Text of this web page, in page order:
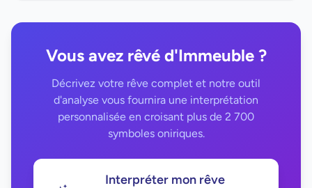
Vous avez rêvé d'Immeuble ?
Décrivez votre rêve complet et notre outil
d'analyse vous fournira une interprétation
personnalisée en croisant plus de 2 700
symboles oniriques.
Interpréter mon rêve